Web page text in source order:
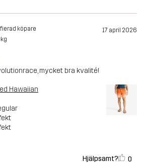
köpare 17 april 2026
mycket bra kvalité!
Hawaiian
Hjälpsamt? 0